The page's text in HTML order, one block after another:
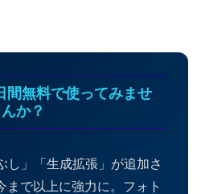
無料で使ってみませ
んか？
し」「生成拡張」が追加さ
まで以上に強力に。フォト